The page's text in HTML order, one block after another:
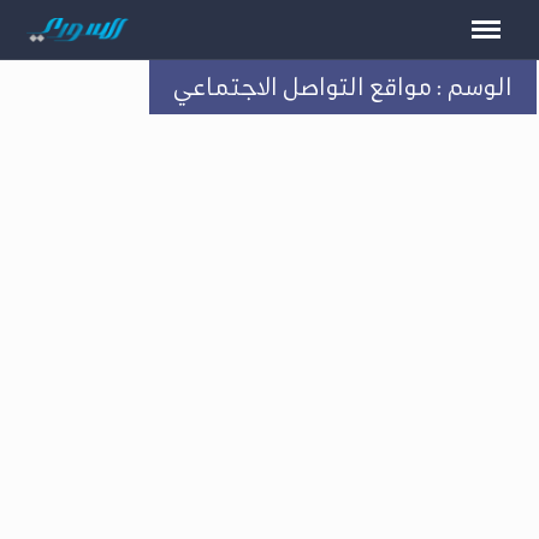
الوسم : مواقع التواصل الاجتماعي